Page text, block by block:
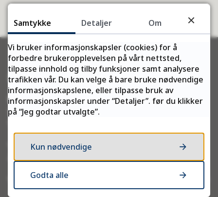
Her finner du oss
Besøksadresse:
Strandgata 21
Våre samlinger er tilgjengelig i Vadsø biblioteks
åpningstid.
Våre ansatte er tilgjengelig i arbeidstiden 08.00-15.30
Samtykke Detaljer Om
Vi bruker informasjonskapsler (cookies) for å
forbedre brukeropplevelsen på vårt nettsted,
tilpasse innhold og tilby funksjoner samt analysere
trafikken vår. Du kan velge å bare bruke nødvendige
informasjonskapslene, eller tilpasse bruk av
informasjonskapsler under “Detaljer”. før du klikker
på “Jeg godtar utvalgte”.
Kun nødvendige
Godta alle